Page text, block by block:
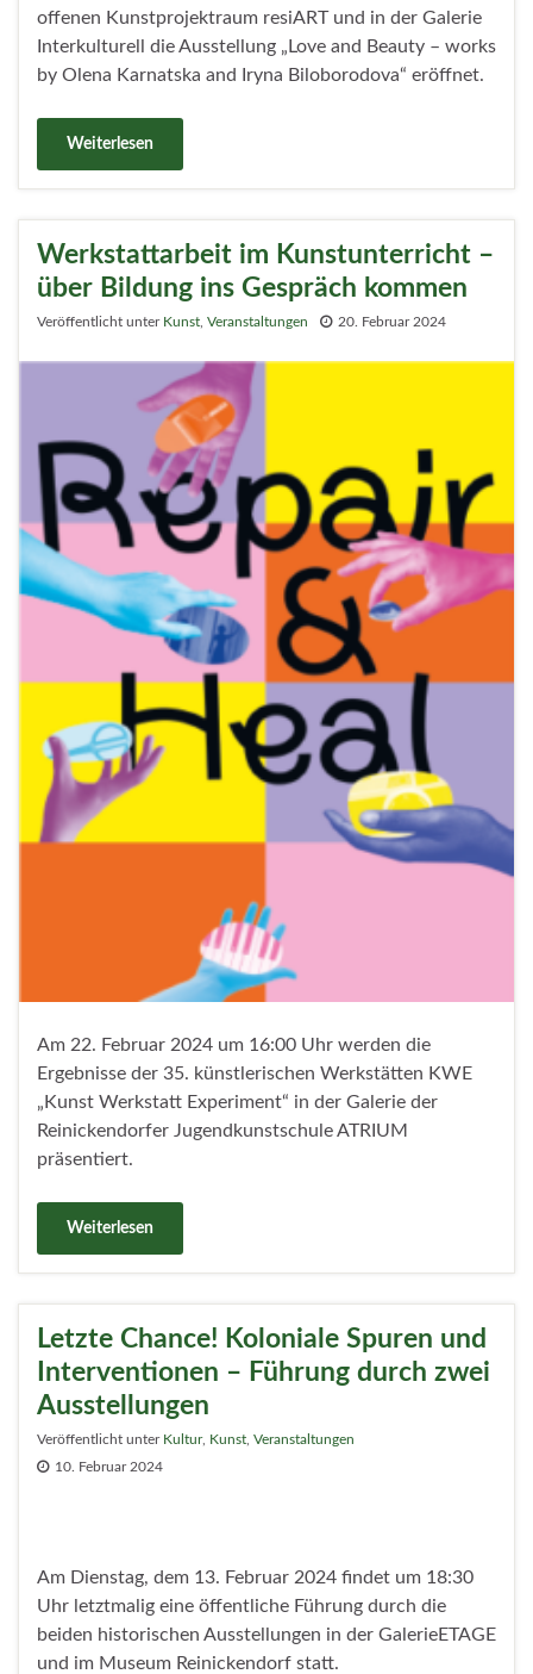
offenen Kunstprojektraum resiART und in der Galerie
Interkulturell die Ausstellung „Love and Beauty – works
by Olena Karnatska and Iryna Biloborodova“ eröffnet.
Weiterlesen
Werkstattarbeit im Kunstunterricht –
über Bildung ins Gespräch kommen
Veröffentlicht unter Kunst Veranstaltungen 20. Februar 2024
Am 22. Februar 2024 um 16:00 Uhr werden die
Ergebnisse der 35. künstlerischen Werkstätten KWE
„Kunst Werkstatt Experiment“ in der Galerie der
Reinickendorfer Jugendkunstschule ATRIUM
präsentiert.
Weiterlesen
Letzte Chance! Koloniale Spuren und
Interventionen – Führung durch zwei
Ausstellungen
Veröffentlicht unter Kultur, Kunst Veranstaltungen
10. Februar 2024
Am Dienstag, dem 13. Februar 2024 findet um 18:30
Uhr letztmalig eine öffentliche Führung durch die
beiden historischen Ausstellungen in der GalerieETAGE
und im Museum Reinickendorf statt.